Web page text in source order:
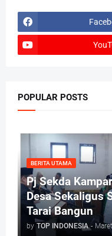
POPULAR POSTS
BERITA UTAMA
Pj Sekda
Desa Sekaligus
Tarai Bangun
by TOP INDONESIA -